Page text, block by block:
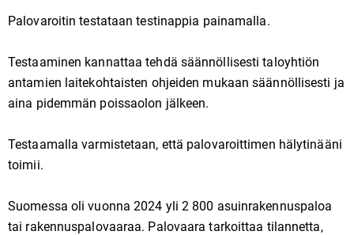
Palovaroitin testataan testinappia painamalla.
Testaaminen kannattaa tehdä säännöllisesti taloyhtiön
antamien laitekohtaisten ohjeiden mukaan säännöllisesti ja
aina pidemmän poissaolon jälkeen.
Testaamalla varmistetaan, että palovaroittimen hälytinääni
toimii.
Suomessa oli vuonna 2024 yli 2 800 asuinrakennuspaloa
tai rakennuspalovaaraa. Palovaara tarkoittaa tilannetta,